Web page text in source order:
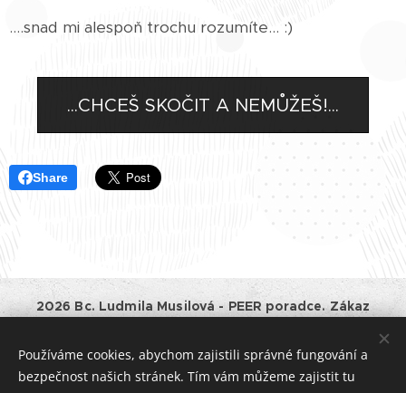
....snad mi alespoň trochu rozumíte... :)
...CHCEŠ SKOČIT A NEMŮŽEŠ!...
Share
2026 Bc. Ludmila Musilová - PEER poradce. Zákaz
souhlasu majitele.
Bc. Ludmila Musilová, IČO: 01528661, Horní
182, Havlíčkův Brod, tel.: +420 777 994875, e-mail:
Používáme cookies, abychom zajistili správné fungování a
bezpečnost našich stránek. Tím vám můžeme zajistit tu